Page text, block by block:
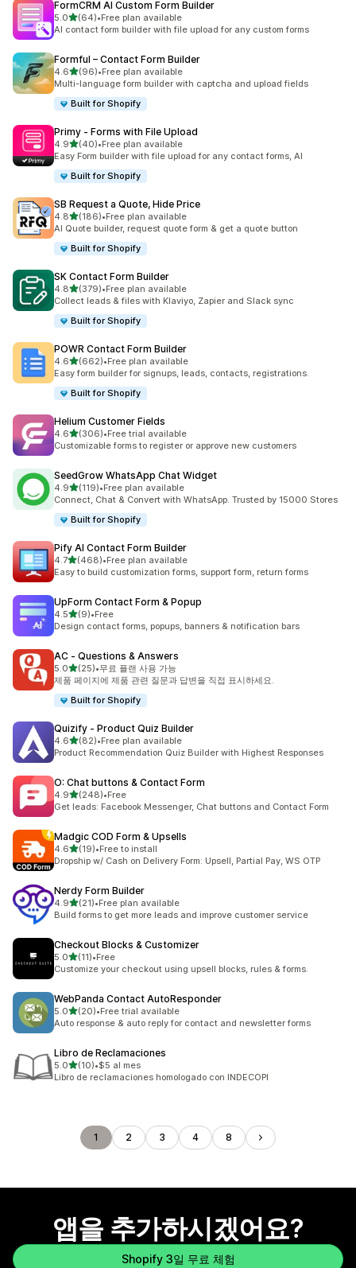
FormCRM AI Custom Form Builder
5.0별 5개 중
(64)
총 리뷰 64개
•Free plan available
AI contact form builder with file upload for any custom forms
Formful – Contact Form Builder
4.6별 5개 중
(96)
총 리뷰 96개
•Free plan available
Multi-language form builder with captcha and upload fields
Built for Shopify
Primy ‑ Forms with File Upload
4.9별 5개 중
(40)
총 리뷰 40개
•Free plan available
Easy Form builder with file upload for any contact forms, AI
Built for Shopify
SB Request a Quote, Hide Price
4.8별 5개 중
(186)
총 리뷰 186개
•Free plan available
AI Quote builder, request quote form & get a quote button
Built for Shopify
SK Contact Form Builder
4.8별 5개 중
(379)
총 리뷰 379개
•Free plan available
Collect leads & files with Klaviyo, Zapier and Slack sync
Built for Shopify
POWR Contact Form Builder
4.6별 5개 중
(662)
총 리뷰 662개
•Free plan available
Easy form builder for signups, leads, contacts, registrations.
Built for Shopify
Helium Customer Fields
4.6별 5개 중
(306)
총 리뷰 306개
•Free trial available
Customizable forms to register or approve new customers
SeedGrow WhatsApp Chat Widget
4.9별 5개 중
(119)
총 리뷰 119개
•Free plan available
Connect, Chat & Convert with WhatsApp. Trusted by 15000 Stores
Built for Shopify
Pify AI Contact Form Builder
4.7별 5개 중
(468)
총 리뷰 468개
•Free plan available
Easy to build customization forms, support form, return forms
UpForm Contact Form & Popup
4.5별 5개 중
(9)
총 리뷰 9개
•Free
Design contact forms, popups, banners & notification bars
AC ‑ Questions & Answers
5.0별 5개 중
(25)
총 리뷰 25개
•무료 플랜 사용 가능
제품 페이지에 제품 관련 질문과 답변을 직접 표시하세요.
Built for Shopify
Quizify ‑ Product Quiz Builder
4.6별 5개 중
(82)
총 리뷰 82개
•Free plan available
Product Recommendation Quiz Builder with Highest Responses
O: Chat buttons & Contact Form
4.9별 5개 중
(248)
총 리뷰 248개
•Free
Get leads: Facebook Messenger, Chat buttons and Contact Form
Madgic COD Form & Upsells
4.6별 5개 중
(19)
총 리뷰 19개
•Free to install
Dropship w/ Cash on Delivery Form: Upsell, Partial Pay, WS OTP
Nerdy Form Builder
4.9별 5개 중
(21)
총 리뷰 21개
•Free plan available
Build forms to get more leads and improve customer service
Checkout Blocks & Customizer
5.0별 5개 중
(11)
총 리뷰 11개
•Free
Customize your checkout using upsell blocks, rules & forms.
WebPanda Contact AutoResponder
5.0별 5개 중
(20)
총 리뷰 20개
•Free trial available
Auto response & auto reply for contact and newsletter forms
Libro de Reclamaciones
5.0별 5개 중
(10)
총 리뷰 10개
•$5 al mes
Libro de reclamaciones homologado con INDECOPI
1 2 3 4 8
앱을 추가하시겠어요?
Shopify 3일 무료 체험